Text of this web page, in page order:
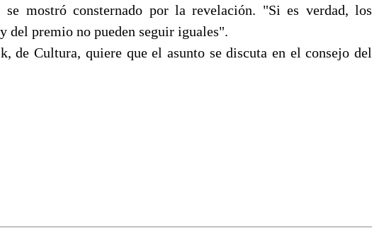
se mostró consternado por la revelación. "Si es verdad, los
del premio no pueden seguir iguales".
de Cultura, quiere que el asunto se discuta en el consejo del